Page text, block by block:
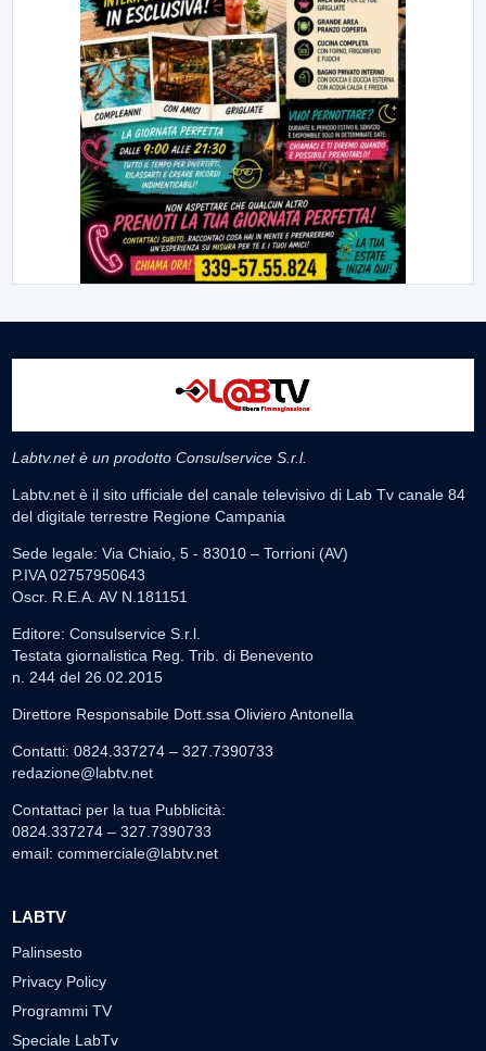
Labtv.net è un prodotto Consulservice S.r.l.
Labtv.net è il sito ufficiale del canale televisivo di Lab Tv canale 84
del digitale terrestre Regione Campania
Sede legale: Via Chiaio, 5 - 83010 – Torrioni (AV)
P.IVA 02757950643
Oscr. R.E.A. AV N.181151
Editore: Consulservice S.r.l.
Testata giornalistica Reg. Trib. di Benevento
n. 244 del 26.02.2015
Direttore Responsabile Dott.ssa Oliviero Antonella
Contatti: 0824.337274 – 327.7390733
redazione@labtv.net
Contattaci per la tua Pubblicità:
0824.337274 – 327.7390733
email: commerciale@labtv.net
LABTV
Palinsesto
Privacy Policy
Programmi TV
Speciale LabTv